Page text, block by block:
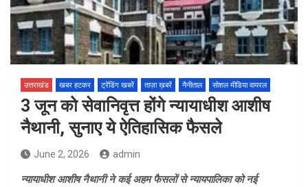
उत्तराखंड खबर हटकर ट्रेंडिंग खबरें ताज़ा ख़बरें नैनीताल सोशल मीडिया वायरल
3 जून को सेवानिवृत्त होंगे न्यायाधीश आशीष
नैथानी, सुनाए ये ऐतिहासिक फैसले
June 2, 2026 admin
न्यायाधीश आशीष नैथानी ने कई अहम फैसलों से न्यायपालिका को नई